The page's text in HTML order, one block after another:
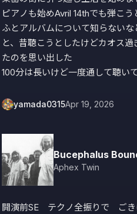
ピアノも始めAvril 14thでも弾こ
ふとアルバムについて知らない
と、昔聴こうとしたけどカオス
たのを思い出した
100分は長いけど一度通して聴い
yamada0315Apr 19, 2026
Bucephalus
Aphex Twin
開演前SE　テクノ全振りで　ご